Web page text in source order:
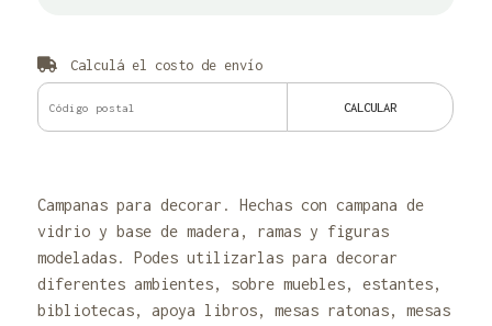
Calculá el costo de envío
CALCULAR
Campanas para decorar. Hechas con campana de
vidrio y base de madera, ramas y figuras
modeladas. Podes utilizarlas para decorar
diferentes ambientes, sobre muebles, estantes,
bibliotecas, apoya libros, mesas ratonas, mesas